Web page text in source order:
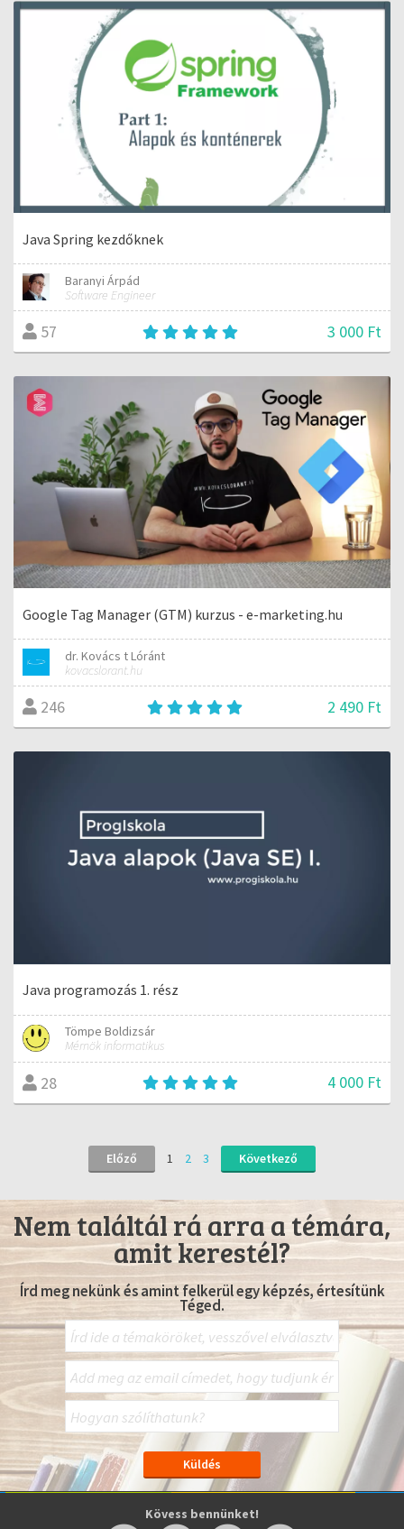
Java Spring kezdőknek
Baranyi Árpád
Software Engineer
57 3 000 Ft
Google Tag Manager (GTM) kurzus - e-marketing.hu
dr. Kovács t Lóránt
kovacslorant.hu
246 2 490 Ft
Java programozás 1. rész
Tömpe Boldizsár
Mérnök informatikus
28 4 000 Ft
Előző 1 2 3 Következő
Nem találtál rá arra a témára,
amit kerestél?
Írd meg nekünk és amint felkerül egy képzés, értesítünk
Téged.
Kövess bennünket!